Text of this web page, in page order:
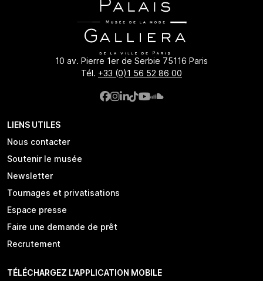
10 av. Pierre 1er de Serbie 75116 Paris
Tél. +33 (0)1 56 52 86 00
LIENS UTILES
Nous contacter
Soutenir le musée
Newsletter
Tournages et privatisations
Espace presse
Faire une demande de prêt
Recrutement
TÉLÉCHARGEZ L'APPLICATION MOBILE